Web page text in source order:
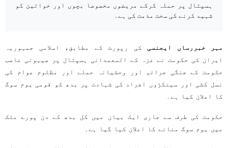
ہسپتال پر حملہ کرکے مریضوں مخصوصا بچوں اور خواتین کو
شہید کرنے کی سخت مذمت کی ہے۔
مہر خبررساں ایجنسی کی رپورٹ کے مطابق، اسلامی جمہوریہ
ایران کی حکومت نے غزہ کے المعمدانی ہسپتال پر صیہونی غاصب
حکومت کے جنگی جرائم اور وحشیانہ حملے اور مظلوم عوام کی
نسل کشی اور سینکڑوں افراد کی شہادت پر بدھ کو قومی یوم سوگ
کا اعلان کیا ہے۔
حکومت کی طرف سے جاری ایک بیان میں کل بدھ کے دن پورے ملک
میں یوم سوگ منانے کا اعلان کیا گیا ہے۔